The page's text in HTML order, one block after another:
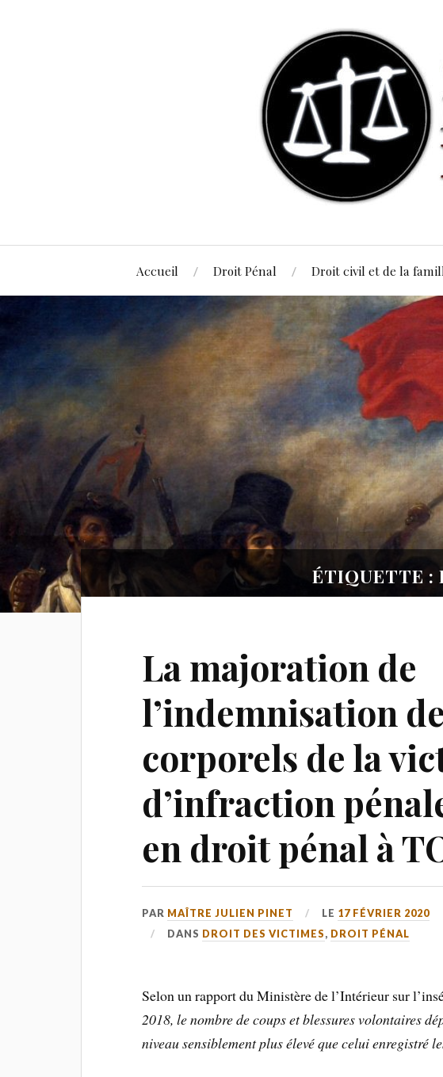
Accueil Droit Pénal Droit civil et de la
ÉTIQUETTE :
La majoration de
l’indemnisation
corporels de la
d’infraction
en droit pénal à
PAR MAÎTRE JULIEN PINET LE 17 FÉVRIER 2020
DANS DROIT DES VICTIMES, DROIT PÉNAL
Selon un rapport du Ministère de l’Intérieur sur
2018, le nombre de coups et blessures volontaires
niveau sensiblement plus élevé que celui enregistré